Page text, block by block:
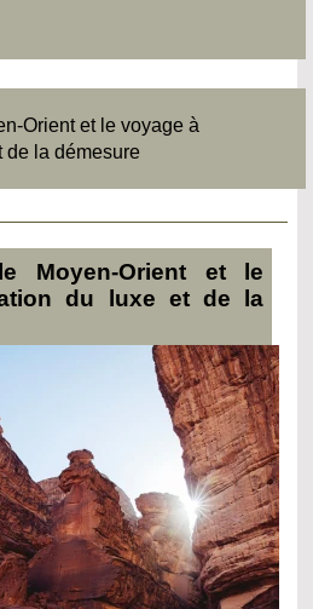
Orient et le voyage à
de la démesure
Moyen-Orient et le
du luxe et de la